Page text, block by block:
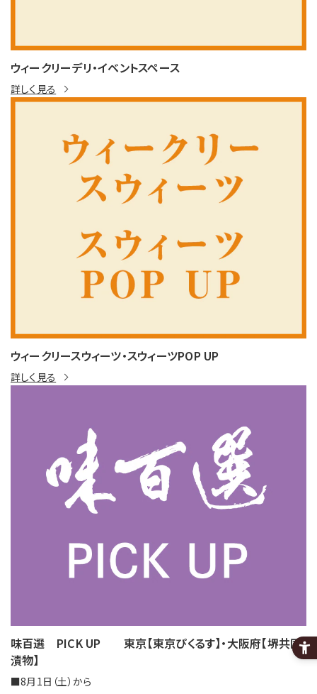
ウィークリーデリ・イベントスペース
詳しく見る
ウィークリースウィーツ・スウィーツPOP UP
詳しく見る
味百選 PICK UP 東京【東京ぴくるす】・大阪府【堺共同
漬物】
■8月1日（土）から